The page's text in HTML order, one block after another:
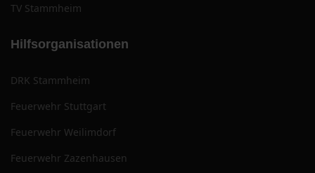
TV Stammheim
Hilfsorganisationen
DRK Stammheim
Feuerwehr Stuttgart
Feuerwehr Weilimdorf
Feuerwehr Zazenhausen